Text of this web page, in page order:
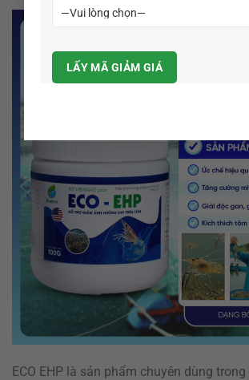
ECO EHP là sản phẩm chuyên dùng